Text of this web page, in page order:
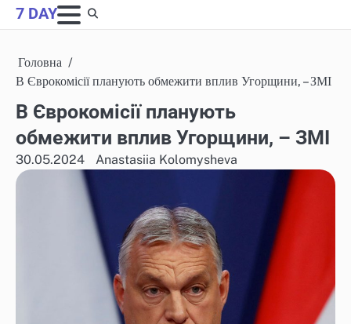
Skip
to
7 DAY
Головна
В Єврокомісії планують обмежити вплив Угорщини, – ЗМІ
В Єврокомісії планують
обмежити вплив Угорщини, – ЗМІ
30.05.2024 Anastasiia Kolomysheva